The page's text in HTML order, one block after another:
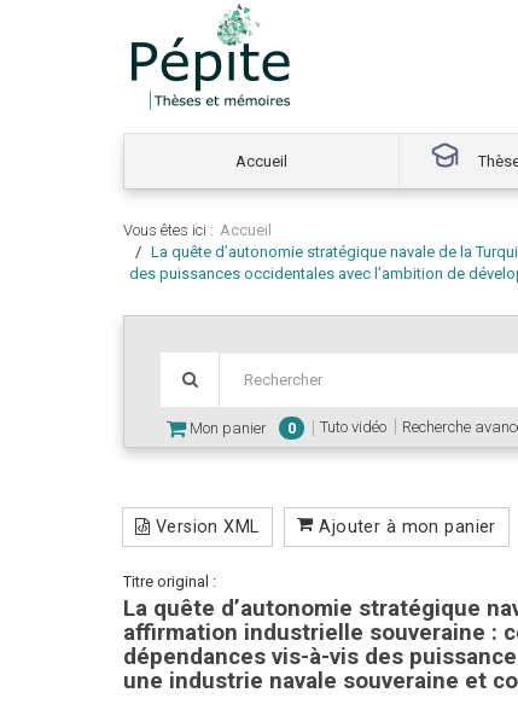
Accueil
Vous êtes ici : Accueil
La quête d’autonomie stratégique navale de la
des puissances occidentales avec l’ambition de
Mon panier 0 Tuto vidéo Recherche
Version XML Ajouter à mon panier
Titre original :
La quête d’autonomie stratégique
affirmation industrielle souveraine :
dépendances vis-à-vis des
une industrie navale souveraine et